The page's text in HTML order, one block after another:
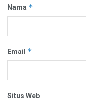
Nama *
Email *
Situs Web